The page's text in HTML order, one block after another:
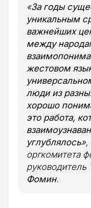
«За годы
уникальным
важнейших
между
жестовом
люди из
хорошо
это работа,
углублялось»,
оргкомитета
Фомин.